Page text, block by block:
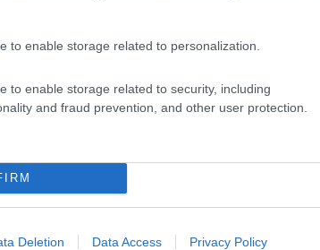
to enable storage related to personalization.
to enable storage related to security, including
and fraud prevention, and other user protection.
Deletion Data Access Privacy Policy